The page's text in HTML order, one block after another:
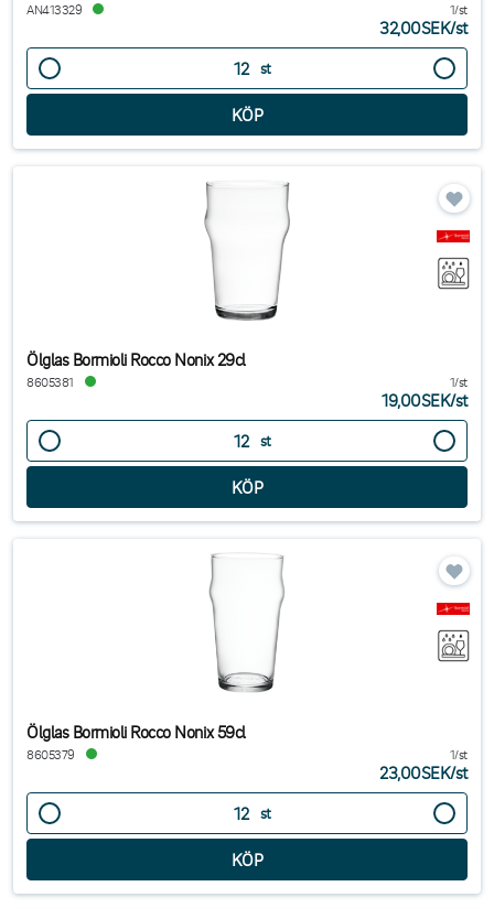
AN413329 1/st
32,00SEK/st
st
Ölglas Bormioli Rocco Nonix 29cl
8605381 1/st
19,00SEK/st
st
Ölglas Bormioli Rocco Nonix 59cl
8605379 1/st
23,00SEK/st
st